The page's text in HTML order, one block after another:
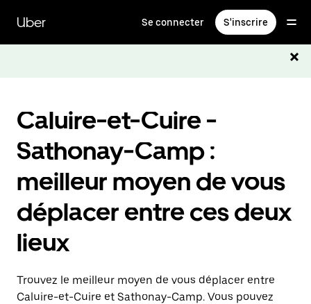
contenu
principal
Uber Se connecter S'inscrire
Caluire-et-Cuire -
Sathonay-Camp :
meilleur moyen de vous
déplacer entre ces deux
lieux
Trouvez le meilleur moyen de vous déplacer entre
Caluire-et-Cuire et Sathonay-Camp. Vous pouvez